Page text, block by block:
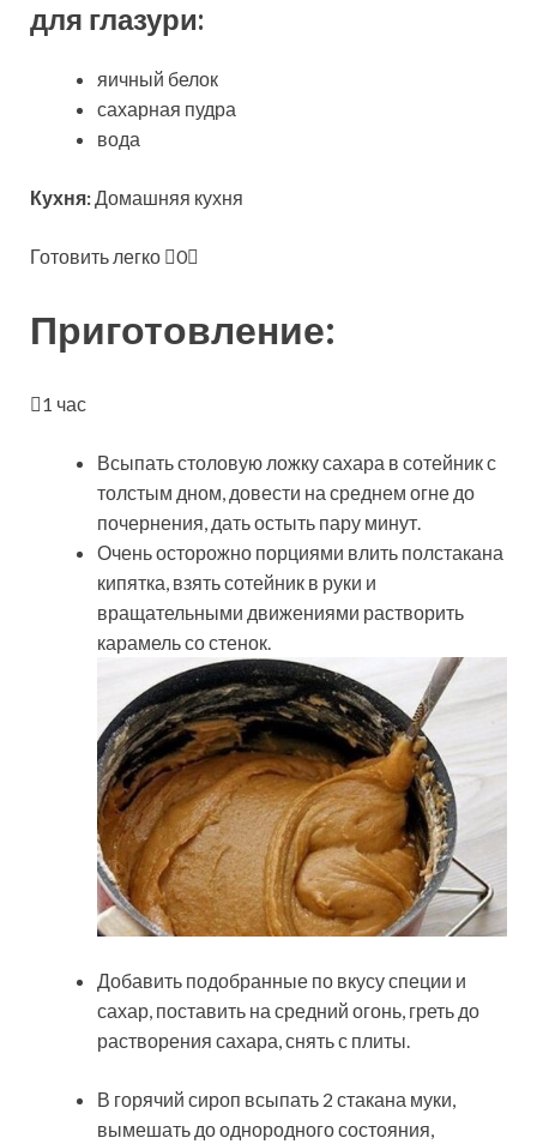
для глазури:
яичный белок
сахарная пудра
вода
Кухня: Домашняя кухня
Готовить легко 0
Приготовление:
1 час
Всыпать столовую ложку сахара в сотейник с
толстым дном, довести на среднем огне до
почернения, дать остыть пару минут.
Очень осторожно порциями влить полстакана
кипятка, взять сотейник в руки и
вращательными движениями растворить
карамель со стенок.
Добавить подобранные по вкусу специи и
сахар, поставить на средний огонь, греть до
растворения сахара, снять с плиты.
В горячий сироп всыпать 2 стакана муки,
вымешать до однородного состояния,